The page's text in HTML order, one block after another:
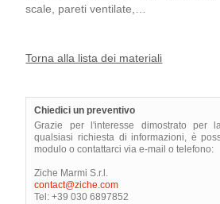
scale, pareti ventilate,…
Torna alla lista dei materiali
Chiedici un preventivo
Grazie per l'interesse dimostrato per
qualsiasi richiesta di informazioni, è
modulo o contattarci via e-mail o telefono:
Ziche Marmi S.r.l.
contact@ziche.com
Tel: +39 030 6897852